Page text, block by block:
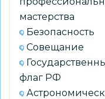
мастерства
Безопасность
Совещание
флаг РФ